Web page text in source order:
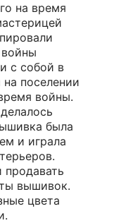
на время
с собой в
поселении
войны.
была
и играла
вышивок.
цвета